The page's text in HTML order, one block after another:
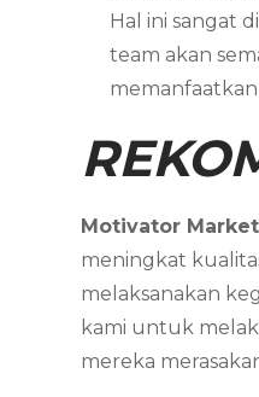
Hal ini sangat
team akan
memanfaatkan
Motivator
meningkat
melaksanakan
kami untuk
mereka